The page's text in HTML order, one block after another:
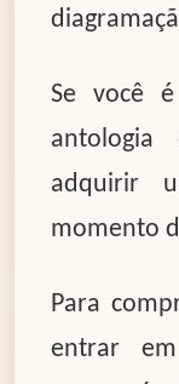
Se você
adquirir
momento
Para
entrar